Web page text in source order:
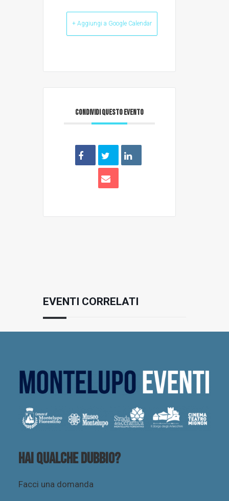
+ Aggiungi a Google Calendar
CONDIVIDI QUESTO EVENTO
EVENTI CORRELATI
Hai qualche dubbio?
Facci una domanda